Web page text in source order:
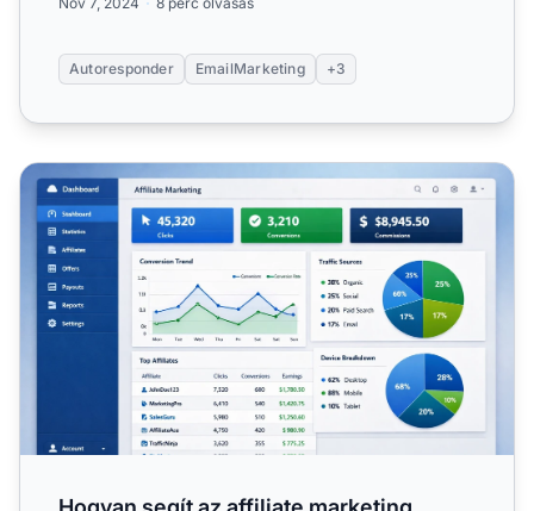
Autoresponder EmailMarketing +3
Hogyan segít az affiliate marketing szoftver: Teljes